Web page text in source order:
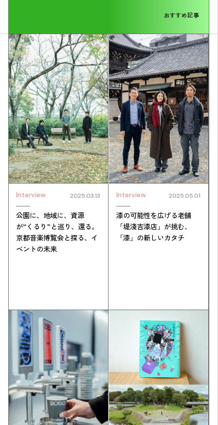
おすすめ記事
Interview 2025.03.13
公園に、地域に、資源
が“くるり”と巡り、還る。
京都音楽博覧会と探る、イ
ベントの未来
Interview 2025.05.01
漆の可能性を広げる老舗
「堤淺吉漆店」が挑む、
「漆」の新しいカタチ